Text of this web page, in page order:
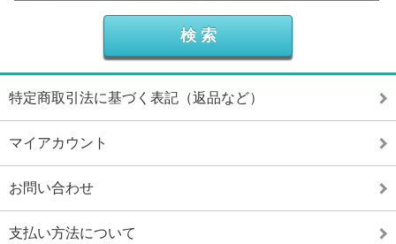
特定商取引法に基づく表記（返品など）
マイアカウント
お問い合わせ
支払い方法について